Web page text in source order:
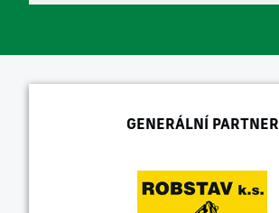
GENERÁLNÍ PARTNER